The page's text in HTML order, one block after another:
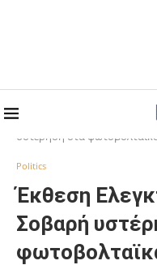
Home
υστέρηση στα
Politics
Έκθεση
Σοβαρή